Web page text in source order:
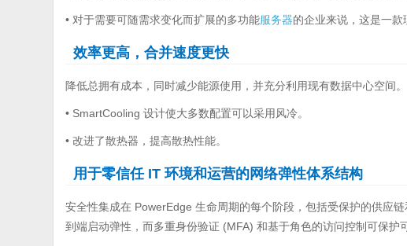
• 对于需要可随需求变化而扩展的多功能服务器的企业来说，这是一款
效率更高，合并速度更快
降低总拥有成本，同时减少能源使用，并充分利用现有数据中心空间。
• SmartCooling 设计使大多数配置可以采用风冷。
• 改进了散热器，提高散热性能。
用于零信任 IT 环境和运营的网络弹性体系结构
安全性集成在 PowerEdge 生命周期的每个阶段，包括受保护的供应
到端启动弹性，而多重身份验证 (MFA) 和基于角色的访问控制可保护